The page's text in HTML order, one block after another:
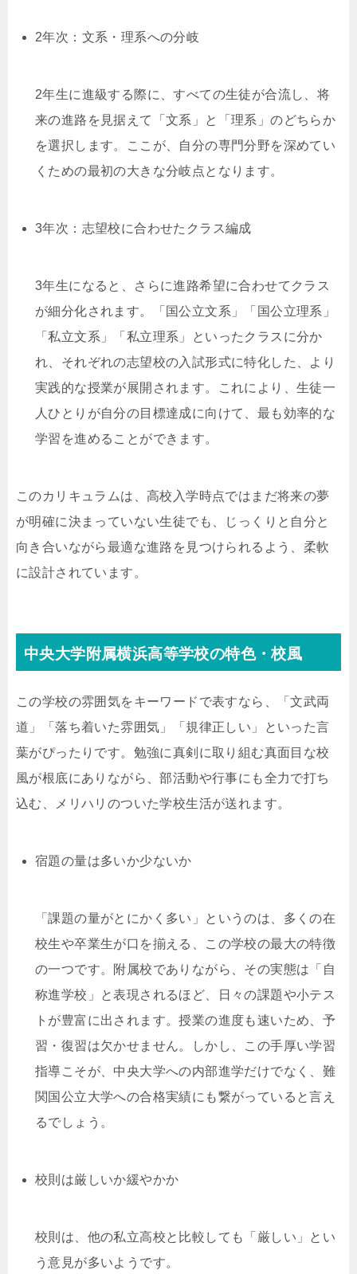
2年次：文系・理系への分岐
2年生に進級する際に、すべての生徒が合流し、将
来の進路を見据えて「文系」と「理系」のどちらか
を選択します。ここが、自分の専門分野を深めてい
くための最初の大きな分岐点となります。
3年次：志望校に合わせたクラス編成
3年生になると、さらに進路希望に合わせてクラス
が細分化されます。「国公立文系」「国公立理系」
「私立文系」「私立理系」といったクラスに分か
れ、それぞれの志望校の入試形式に特化した、より
実践的な授業が展開されます。これにより、生徒一
人ひとりが自分の目標達成に向けて、最も効率的な
学習を進めることができます。
このカリキュラムは、高校入学時点ではまだ将来の夢
が明確に決まっていない生徒でも、じっくりと自分と
向き合いながら最適な進路を見つけられるよう、柔軟
に設計されています。
中央大学附属横浜高等学校の特色・校風
この学校の雰囲気をキーワードで表すなら、「文武両
道」「落ち着いた雰囲気」「規律正しい」といった言
葉がぴったりです。勉強に真剣に取り組む真面目な校
風が根底にありながら、部活動や行事にも全力で打ち
込む、メリハリのついた学校生活が送れます。
宿題の量は多いか少ないか
「課題の量がとにかく多い」というのは、多くの在
校生や卒業生が口を揃える、この学校の最大の特徴
の一つです。附属校でありながら、その実態は「自
称進学校」と表現されるほど、日々の課題や小テス
トが豊富に出されます。授業の進度も速いため、予
習・復習は欠かせません。しかし、この手厚い学習
指導こそが、中央大学への内部進学だけでなく、難
関国公立大学への合格実績にも繋がっていると言え
るでしょう。
校則は厳しいか緩やかか
校則は、他の私立高校と比較しても「厳しい」とい
う意見が多いようです。